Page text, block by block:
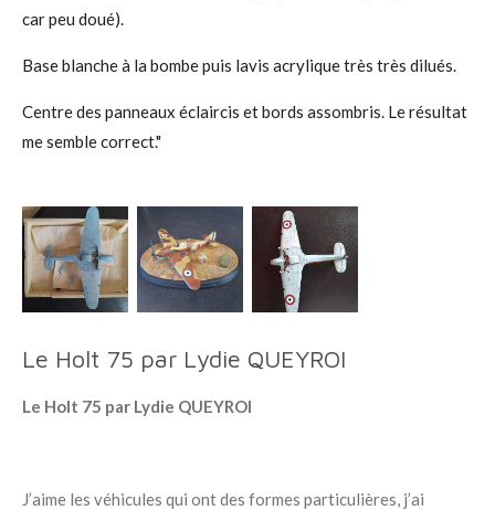
car peu doué).
Base blanche à la bombe puis lavis acrylique très très dilués.
Centre des panneaux éclaircis et bords assombris. Le résultat
me semble correct."
Le Holt 75 par Lydie QUEYROI
Le Holt 75 par Lydie QUEYROI
J’aime les véhicules qui ont des formes particulières, j’ai